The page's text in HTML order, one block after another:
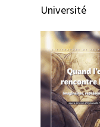
Université